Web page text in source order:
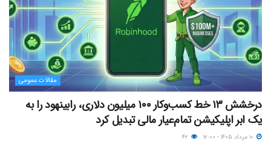
مقالات عمومی
درخشش ۱۳ خط کسب‌وکار ۱۰۰ میلیون دلاری، رابینهود را به
یک ابر اپلیکیشن تمام‌عیار مالی تبدیل کرد